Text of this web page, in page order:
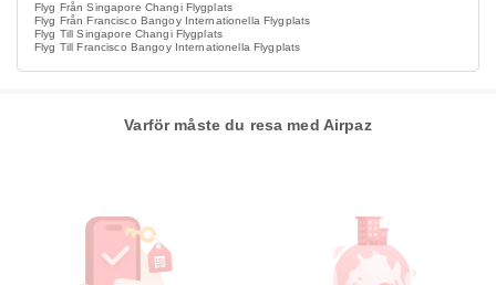
Flyg Från Singapore Changi Flygplats
Flyg Från Francisco Bangoy Internationella Flygplats
Flyg Till Singapore Changi Flygplats
Flyg Till Francisco Bangoy Internationella Flygplats
Varför måste du resa med Airpaz